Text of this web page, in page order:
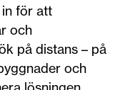
för att
och
på distans – på
och